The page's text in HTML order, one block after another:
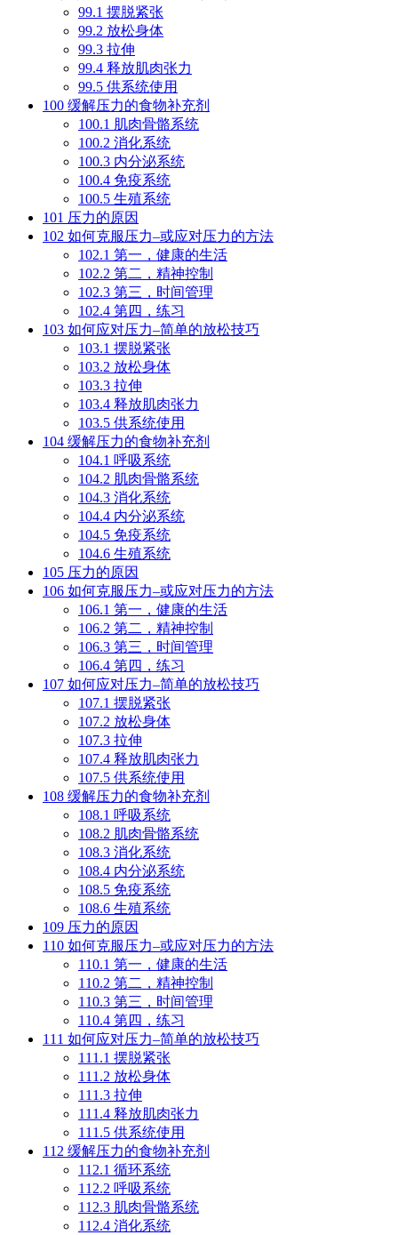
99.1 摆脱紧张
99.2 放松身体
99.3 拉伸
99.4 释放肌肉张力
99.5 供系统使用
100 缓解压力的食物补充剂
100.1 肌肉骨骼系统
100.2 消化系统
100.3 内分泌系统
100.4 免疫系统
100.5 生殖系统
101 压力的原因
102 如何克服压力–或应对压力的方法
102.1 第一，健康的生活
102.2 第二，精神控制
102.3 第三，时间管理
102.4 第四，练习
103 如何应对压力–简单的放松技巧
103.1 摆脱紧张
103.2 放松身体
103.3 拉伸
103.4 释放肌肉张力
103.5 供系统使用
104 缓解压力的食物补充剂
104.1 呼吸系统
104.2 肌肉骨骼系统
104.3 消化系统
104.4 内分泌系统
104.5 免疫系统
104.6 生殖系统
105 压力的原因
106 如何克服压力–或应对压力的方法
106.1 第一，健康的生活
106.2 第二，精神控制
106.3 第三，时间管理
106.4 第四，练习
107 如何应对压力–简单的放松技巧
107.1 摆脱紧张
107.2 放松身体
107.3 拉伸
107.4 释放肌肉张力
107.5 供系统使用
108 缓解压力的食物补充剂
108.1 呼吸系统
108.2 肌肉骨骼系统
108.3 消化系统
108.4 内分泌系统
108.5 免疫系统
108.6 生殖系统
109 压力的原因
110 如何克服压力–或应对压力的方法
110.1 第一，健康的生活
110.2 第二，精神控制
110.3 第三，时间管理
110.4 第四，练习
111 如何应对压力–简单的放松技巧
111.1 摆脱紧张
111.2 放松身体
111.3 拉伸
111.4 释放肌肉张力
111.5 供系统使用
112 缓解压力的食物补充剂
112.1 循环系统
112.2 呼吸系统
112.3 肌肉骨骼系统
112.4 消化系统